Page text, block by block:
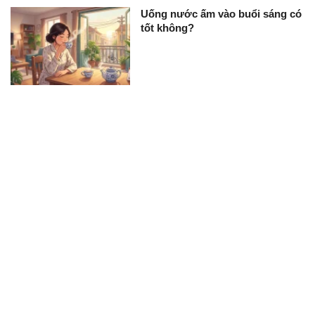
Uống nước ấm vào buổi sáng có
tốt không?